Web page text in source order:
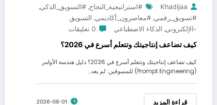
Khadijaa #استراتيجية_النجاح, #التسويق_الذكي,
#تسويق_رقمي, #معاصرون_أكاديمي, التسويق
-الإلكتروني, الذكاء الاصطناعي 0 تعليقات
كيف تضاعف إنتاجيتك وتتعلم أسرع في 2026؟
كيف تضاعف إنتاجيتك وتتعلم أسرع في 2026؟ دليل هندسة الأوامر
(Prompt Engineering) للمسوقين: لم يعد…
قراءة المزيد 2026-08-01